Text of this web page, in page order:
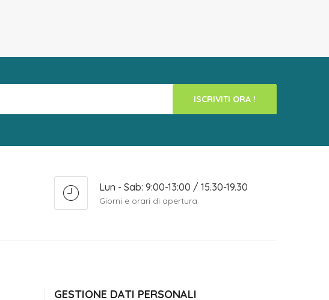
ISCRIVITI ORA !
Lun - Sab: 9:00-13:00 / 15.30-19.30
Giorni e orari di apertura
GESTIONE DATI PERSONALI